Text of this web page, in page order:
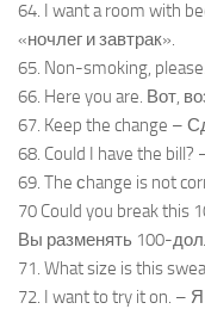
64. I want a room with
«ночлег и завтрак».
65. Non-smoking,
66. Here you are. Вот,
67. Keep the change –
68. Could I have the
69. The сhange is not
70 Could you break this
Вы разменять 100-
71. What size is this
72. I want to try it on. –